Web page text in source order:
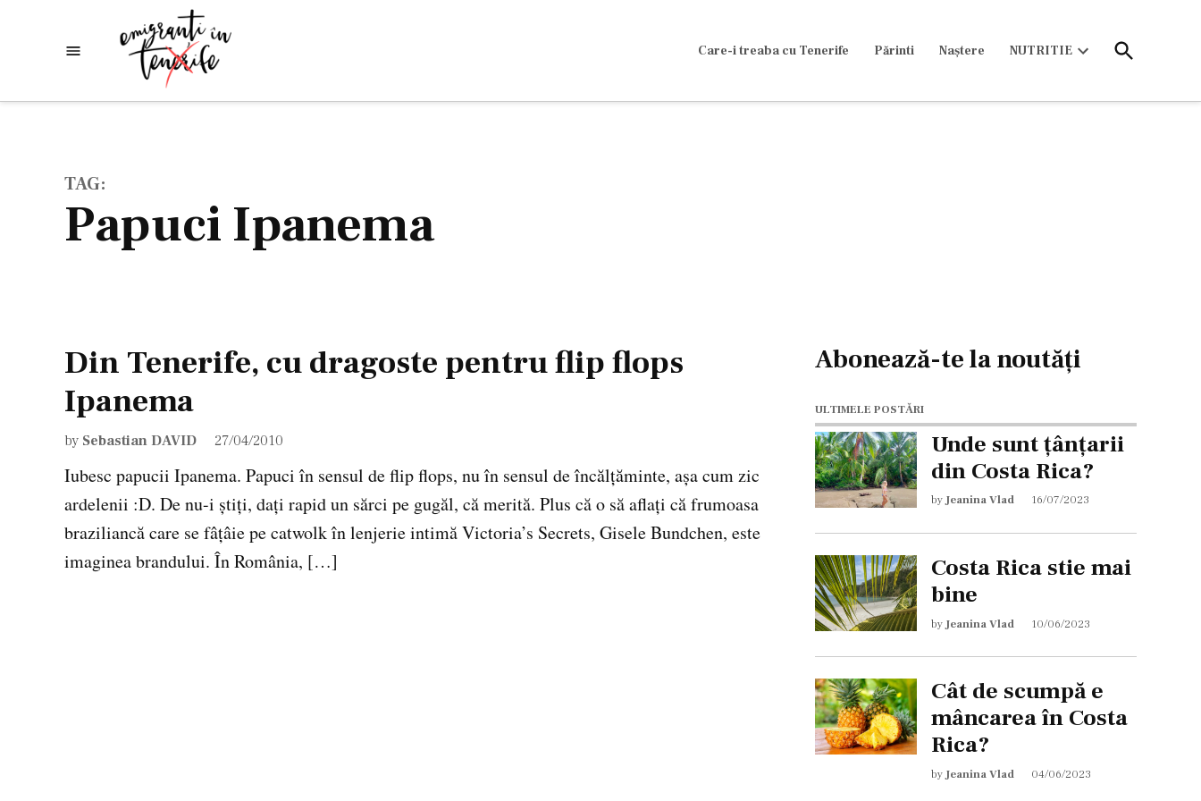
Care-i treaba cu Tenerife Părinti Naștere NUTRITIE
Open
Search
TAG:
papuci Ipanema
Din Tenerife, cu dragoste pentru flip flops
Ipanema
by Sebastian DAVID 27/04/2010
Iubesc papucii Ipanema. Papuci în sensul de flip flops, nu în sensul de încălţăminte, aşa cum zic
ardelenii :D. De nu-i ştiţi, daţi rapid un sărci pe gugăl, că merită. Plus că o să aflaţi că frumoasa
braziliancă care se fâţâie pe catwolk în lenjerie intimă Victoria’s Secrets, Gisele Bundchen, este
imaginea brandului. În România, […]
Abonează-te la noutăți
ULTIMELE POSTĂRI
Unde sunt țânțarii
din Costa Rica?
byJeanina Vlad 16/07/2023
Costa Rica stie mai
bine
by Jeanina Vlad 10/06/2023
Cât de scumpă e
mâncarea în Costa
Rica?
by Jeanina Vlad 04/06/2023